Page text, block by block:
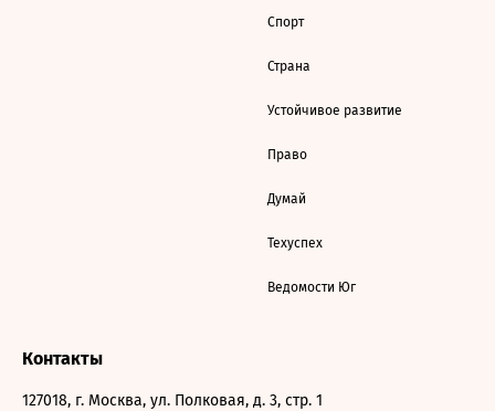
Спорт
Страна
Устойчивое развитие
Право
Думай
Техуспех
Ведомости Юг
Контакты
127018, г. Москва, ул. Полковая, д. 3, стр. 1